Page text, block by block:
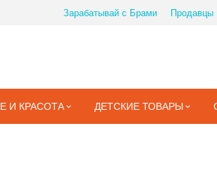
Зарабатывай с Брами Продавцы
И КРАСОТА ДЕТСКИЕ ТОВАРЫ